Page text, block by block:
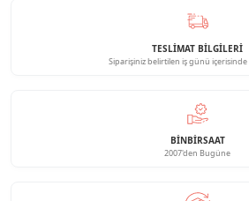
TESLİMAT BİLGİLERİ
Siparişiniz belirtilen iş günü
BINBIRSAAT
2007'den Bugüne